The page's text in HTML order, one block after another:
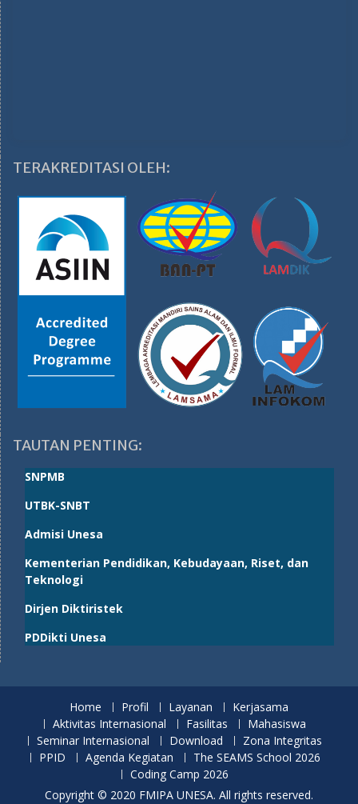
TERAKREDITASI OLEH:
TAUTAN PENTING:
SNPMB
UTBK-SNBT
Admisi Unesa
Kementerian Pendidikan, Kebudayaan, Riset, dan
Teknologi
Dirjen Diktiristek
PDDikti Unesa
Home Profil Layanan
Kerjasama
Aktivitas Internasional
Fasilitas
Mahasiswa
Seminar Internasional
Download
Zona Integritas
PPID
Agenda Kegiatan
The SEAMS School 2026
Coding Camp 2026
Copyright © 2020 FMIPA UNESA. All rights reserved.